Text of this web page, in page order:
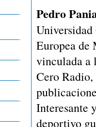
Pedro
Europea de
vinculada a
Cero
Interesante
deportivo